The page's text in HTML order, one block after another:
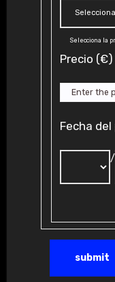
Selecciona la
Precio (€)
Fecha
/